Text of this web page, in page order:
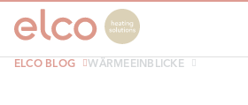
ELCO BLOG WÄRMEEINBLICKE